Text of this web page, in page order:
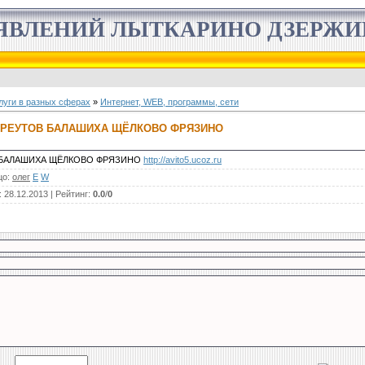
ЛЫТКАРИНО
в разных сферах » Интернет, WEB, программы, сети
БАЛАШИХА ЩЁЛКОВО ФРЯЗИНО
ЩЁЛКОВО ФРЯЗИНО http://avito5.ucoz.ru
: олег E W
: 28.12.2013 | Рейтинг: 0.0/0